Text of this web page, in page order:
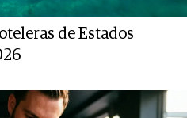
de Estados